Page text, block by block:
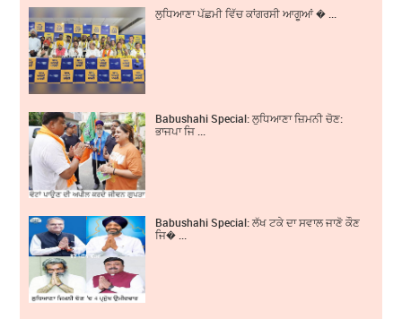
ਲੁਧਿਆਣਾ ਪੱਛਮੀ ਵਿੱਚ ਕਾਂਗਰਸੀ ਆਗੂਆਂ � ...
Babushahi Special: ਲੁਧਿਆਣਾ ਜ਼ਿਮਨੀ ਚੋਣ:
ਭਾਜਪਾ ਜਿ ...
Babushahi Special: ਲੱਖ ਟਕੇ ਦਾ ਸਵਾਲ ਜਾਣੋ ਕੌਣ
ਜਿ� ...